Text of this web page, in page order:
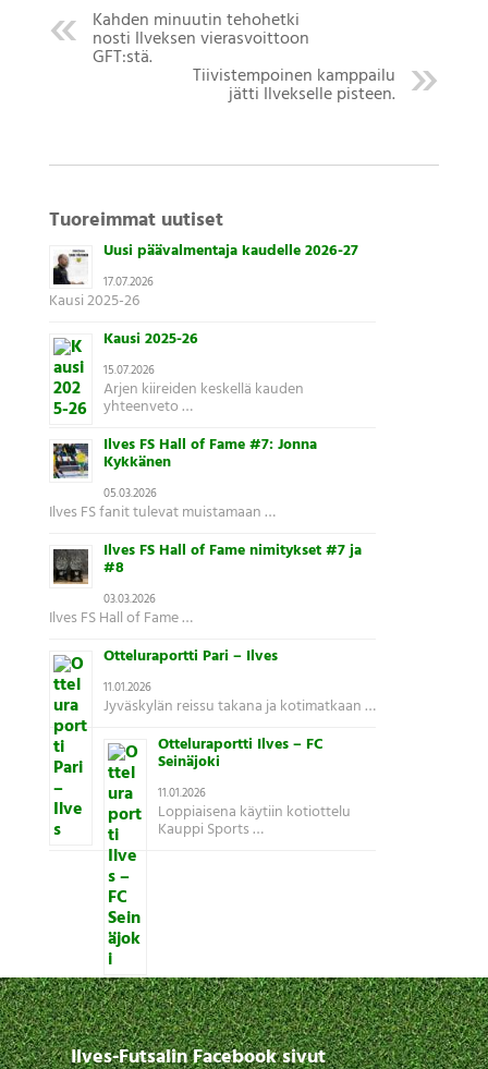
Kahden minuutin tehohetki
nosti Ilveksen vierasvoittoon
GFT:stä.
Tiivistempoinen kamppailu
jätti Ilvekselle pisteen.
Tuoreimmat uutiset
Uusi päävalmentaja kaudelle 2026-27
17.07.2026
Kausi 2025-26
Kausi 2025-26
15.07.2026
Arjen kiireiden keskellä kauden
yhteenveto …
Ilves FS Hall of Fame #7: Jonna
Kykkänen
05.03.2026
Ilves FS fanit tulevat muistamaan …
Ilves FS Hall of Fame nimitykset #7 ja
#8
03.03.2026
Ilves FS Hall of Fame …
Otteluraportti Pari – Ilves
11.01.2026
Jyväskylän reissu takana ja kotimatkaan …
Otteluraportti Ilves – FC
Seinäjoki
11.01.2026
Loppiaisena käytiin kotiottelu
Kauppi Sports …
Ilves-Futsalin Facebook sivut